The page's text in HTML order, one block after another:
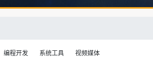
编程开发 系统工具 视频媒体